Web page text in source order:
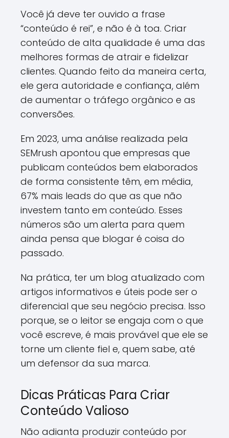
Você já deve ter ouvido a frase
“conteúdo é rei”, e não é à toa. Criar
conteúdo de alta qualidade é uma das
melhores formas de atrair e fidelizar
clientes. Quando feito da maneira certa,
ele gera autoridade e confiança, além
de aumentar o tráfego orgânico e as
conversões.
Em 2023, uma análise realizada pela
SEMrush apontou que empresas que
publicam conteúdos bem elaborados
de forma consistente têm, em média,
67% mais leads do que as que não
investem tanto em conteúdo. Esses
números são um alerta para quem
ainda pensa que blogar é coisa do
passado.
Na prática, ter um blog atualizado com
artigos informativos e úteis pode ser o
diferencial que seu negócio precisa. Isso
porque, se o leitor se engaja com o que
você escreve, é mais provável que ele se
torne um cliente fiel e, quem sabe, até
um defensor da sua marca.
Dicas Práticas Para Criar
Conteúdo Valioso
Não adianta produzir conteúdo por